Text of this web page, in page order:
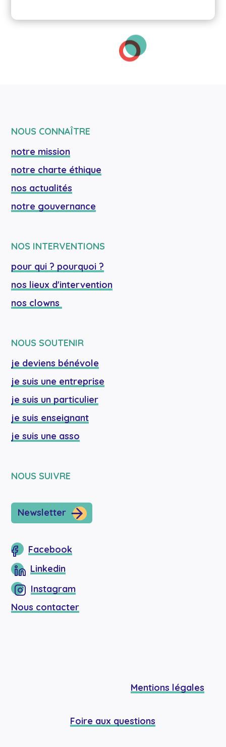
NOUS CONNAÎTRE
notre mission
notre charte éthique
nos actualités
notre gouvernance
NOS INTERVENTIONS
pour qui ? pourquoi ?
nos lieux d'intervention
nos clowns
NOUS SOUTENIR
je deviens bénévole
je suis une entreprise
je suis un particulier
je suis enseignant
je suis une asso
NOUS SUIVRE
Newsletter
Facebook
Linkedin
Instagram
Nous contacter
Mentions légales
Foire aux questions